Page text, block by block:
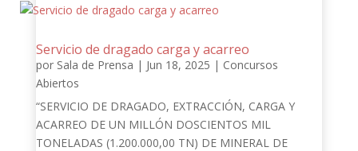
Servicio de dragado carga y acarreo
por Sala de Prensa | Jun 18, 2025 | Concursos
Abiertos
“SERVICIO DE DRAGADO, EXTRACCIÓN, CARGA Y
ACARREO DE UN MILLÓN DOSCIENTOS MIL
TONELADAS (1.200.000,00 TN) DE MINERAL DE